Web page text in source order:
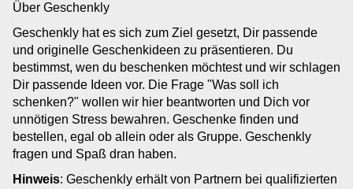
Über Geschenkly
Geschenkly hat es sich zum Ziel gesetzt, Dir passende
und originelle Geschenkideen zu präsentieren. Du
bestimmst, wen du beschenken möchtest und wir schlagen
Dir passende Ideen vor. Die Frage "Was soll ich
schenken?" wollen wir hier beantworten und Dich vor
unnötigen Stress bewahren. Geschenke finden und
bestellen, egal ob allein oder als Gruppe. Geschenkly
fragen und Spaß dran haben.
Hinweis: Geschenkly erhält von Partnern bei qualifizierten